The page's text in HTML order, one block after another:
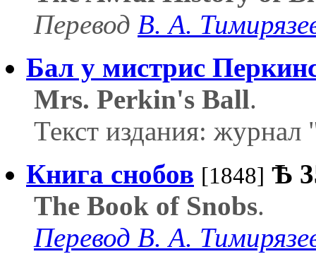
Перевод В. А.
Бал у мистрис
Mrs. Perkin's Ball.
Текст издания:
Книга снобов [1848] Ѣ
The Book of Snobs.
Перевод В. А.